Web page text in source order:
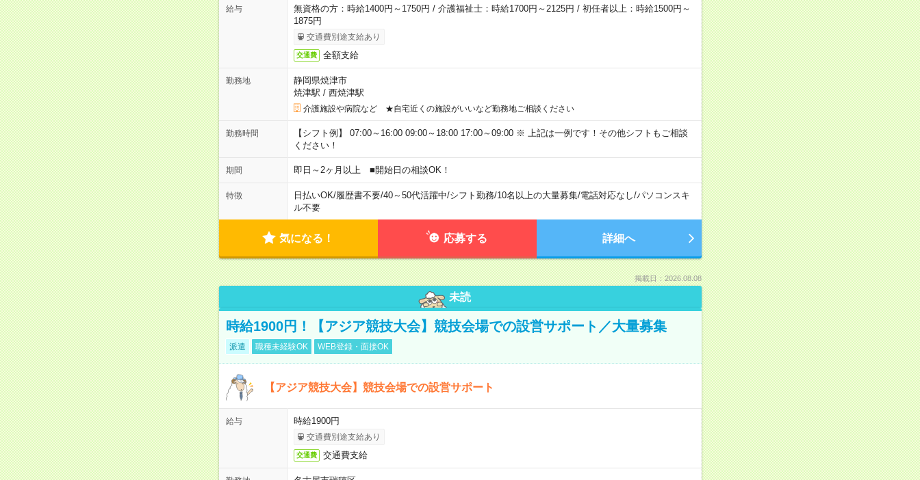
給与
無資格の方：時給1400円～1750円 / 介護福祉士：時給1700円～2125円 / 初任者以上：時給1500円～
1875円
交通費別途支給あり
交通費 全額支給
勤務地
静岡県焼津市
焼津駅 / 西焼津駅
介護施設や病院など ★自宅近くの施設がいいなど勤務地ご相談ください
勤務時間
【シフト例】 07:00～16:00 09:00～18:00 17:00～09:00 ※ 上記は一例です！その他シフトもご相談
ください！
期間 即日～2ヶ月以上 ■開始日の相談OK！
特徴 日払いOK/履歴書不要/40～50代活躍中/シフト勤務/10名以上の大量募集/電話対応なし/パソコンスキ
ル不要
気になる！ 応募する 詳細へ
掲載日：2026.08.08
未読
時給1900円！【アジア競技大会】競技会場での設営サポート／大量募集
派遣 職種未経験OK WEB登録・面接OK
【アジア競技大会】競技会場での設営サポート
給与 時給1900円
交通費別途支給あり
交通費 交通費支給